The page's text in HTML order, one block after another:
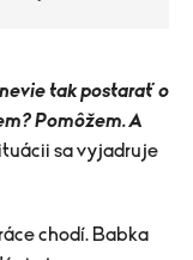
tak postarať o
Pomôžem. A
sa vyjadruje
chodí. Babka